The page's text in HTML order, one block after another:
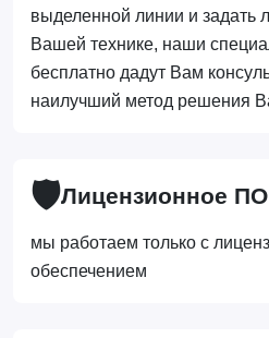
выделенной линии и задать
Вашей технике, наши
бесплатно дадут Вам
наилучший метод решения
🛡️Лицензионное ПО
мы работаем только с
обеспечением